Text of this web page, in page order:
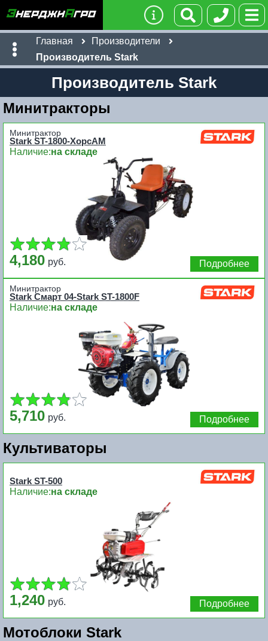
Главная
Производители
Производитель Stark
Производитель Stark
Минитракторы
Минитрактор
Stark ST-1800-ХорсАМ
Наличие:на складе
4,180 руб. Подробнее
Минитрактор
Stark Смарт 04-Stark ST-1800F
Наличие:на складе
5,710 руб. Подробнее
Культиваторы
Stark ST-500
Наличие:на складе
1,240 руб. Подробнее
Мотоблоки Stark